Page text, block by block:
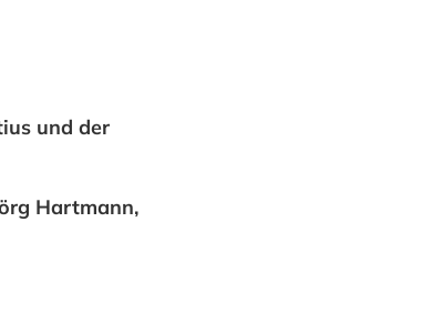
und der
Hartmann,